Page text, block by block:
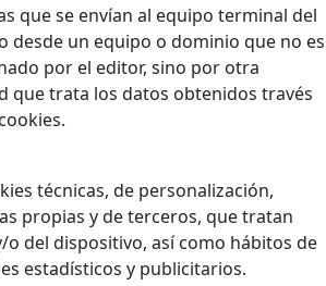
que se envían al equipo terminal del
desde un equipo o dominio que no es
por el editor, sino por otra
que trata los datos obtenidos través
técnicas, de personalización,
propias y de terceros, que tratan
o del dispositivo, así como hábitos de
estadísticos y publicitarios.